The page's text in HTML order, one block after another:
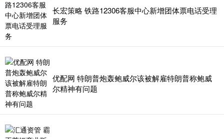
长宏策略 铁路12306客服中心新增团体票电话受理
服务
优配网 特朗普炮轰鲍威尔该被解雇特朗普称鲍威
尔精神有问题